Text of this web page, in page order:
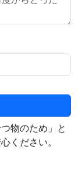
物のため」と
ください。